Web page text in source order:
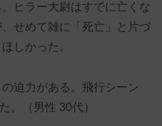
ヒラー大尉はすでに亡くな
せめて雑に「死亡」と片づ
しかった。
迫力がある。飛行シーン
。（男性 30代）